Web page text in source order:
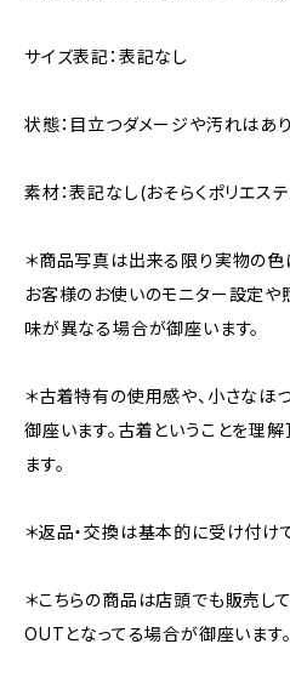
サイズ表記：表記なし
状態：目立つダメージや汚れはあり
素材：表記なし(おそらくポリエス
＊商品写真は出来る限り実物の色
お客様のお使いのモニター設定
味が異なる場合が御座います。
＊古着特有の使用感や、小さなほ
御座います。古着ということを理
ます。
＊返品・交換は基本的に受け付け
＊こちらの商品は店頭でも販売し
OUTとなってる場合が御座います